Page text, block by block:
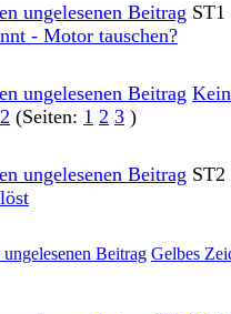
ST1
- Motor tauschen?
(Seiten: 1 2 3 )
ST2
Gelbes